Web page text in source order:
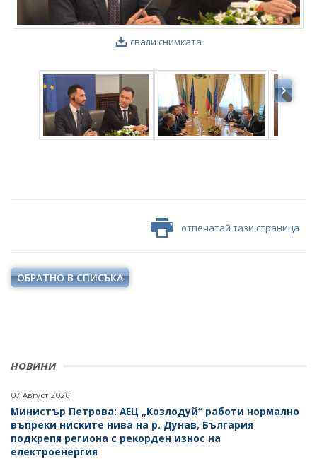
НОВИНИ
07 Август 2026
Министър Петрова: АЕЦ „Козлодуй“ работи нормално
въпреки ниските нива на р. Дунав, България
подкрепя региона с рекорден износ на
електроенергия
свали снимката
отпечатай тази страница
ОБРАТНО В СПИСЪКА